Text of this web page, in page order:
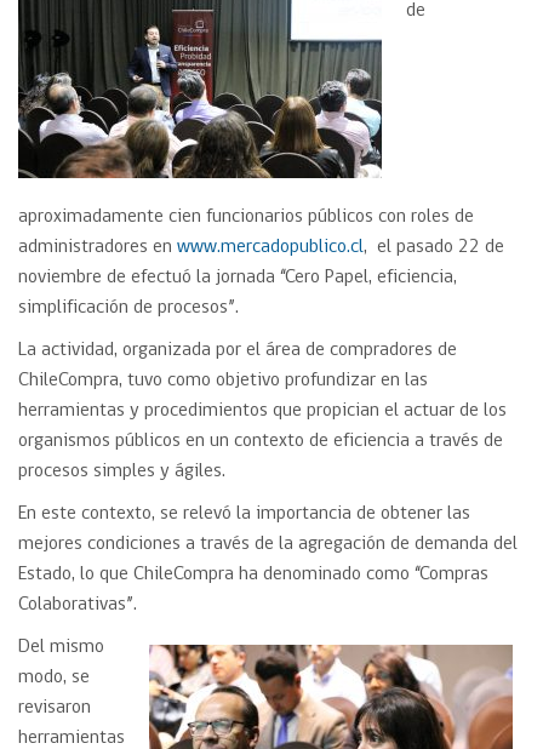
de
aproximadamente cien funcionarios públicos con roles de
administradores en www.mercadopublico.cl, el pasado 22 de
noviembre de efectuó la jornada “Cero Papel, eficiencia,
simplificación de procesos”.
La actividad, organizada por el área de compradores de
ChileCompra, tuvo como objetivo profundizar en las
herramientas y procedimientos que propician el actuar de los
organismos públicos en un contexto de eficiencia a través de
procesos simples y ágiles.
En este contexto, se relevó la importancia de obtener las
mejores condiciones a través de la agregación de demanda del
Estado, lo que ChileCompra ha denominado como “Compras
Colaborativas”.
Del mismo
modo, se
revisaron
herramientas